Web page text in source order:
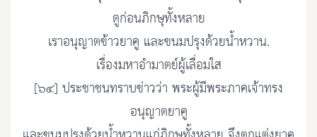
ดูก่อนภิกษุทั้งหลาย
เราอนุญาตข้าวยาคู และขนมปรุงด้วยน้ำหวาน.
เรื่องมหาอำมาตย์ผู้เลื่อมใส
[๖๔] ประชาชนทราบข่าวว่า พระผู้มีพระภาคเจ้าทรง
อนุญาตยาคู